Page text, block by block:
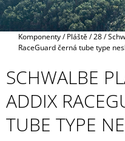
Domů
Komponenty/ Pláště/28/
RaceGuard černá tube type
SCHWALBE
ADDIX
TUBE TYPE
A
J
?